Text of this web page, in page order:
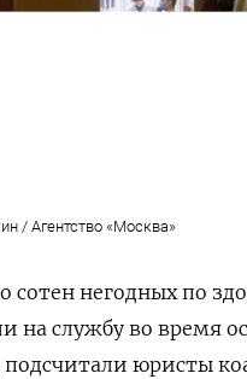
/ Агентство «Москва»
сотен негодных по
на службу во время
юристы